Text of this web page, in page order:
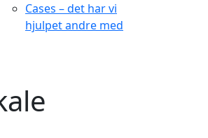
Cases – det har vi
hjulpet andre med